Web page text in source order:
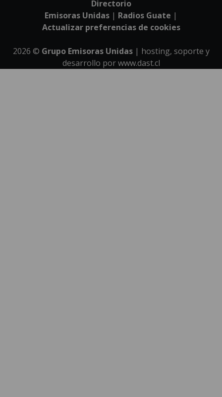
Directorio
Emisoras Unidas | Radios Guate |
Actualizar preferencias de cookies
2026 © Grupo Emisoras Unidas| hosting, soporte y
desarrollo porwww.dast.cl